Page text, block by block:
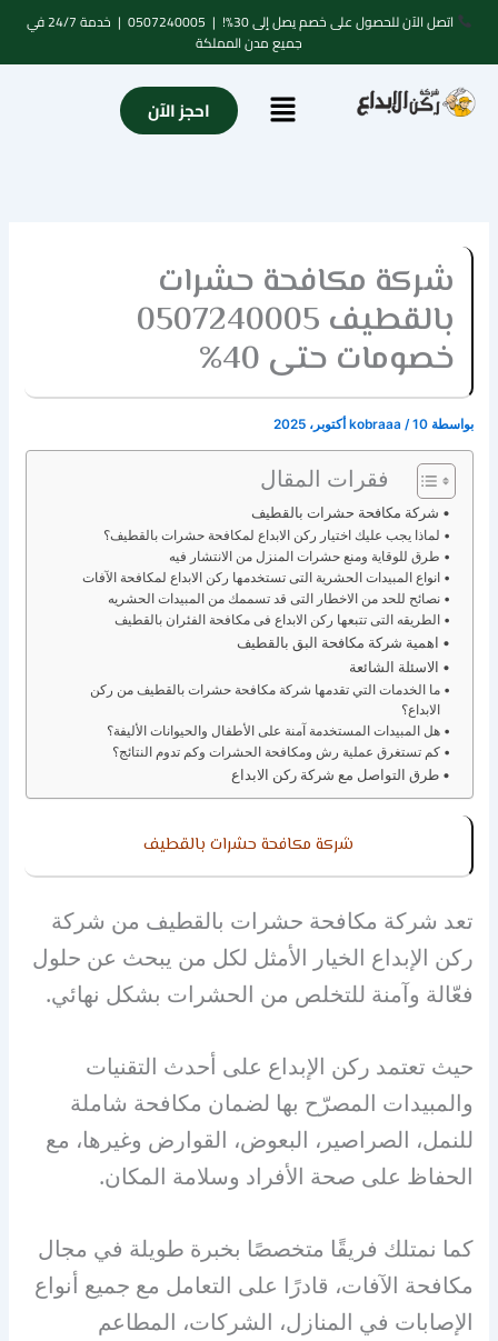
تخطي
المحتوى
اتصل الآن للحصول على خصم يصل إلى 30%! | 0507240005
| خدمة 24/7 في
جميع مدن المملكة
Menu احجز الآن
شركة مكافحة حشرات
بالقطيف 0507240005
خصومات حتى 40%
بواسطة kobraaa /10 أكتوبر، 2025
فقرات المقال
شركة مكافحة حشرات بالقطيف
لماذا يجب عليك اختيار ركن الابداع لمكافحة حشرات بالقطيف؟
طرق للوقاية ومنع حشرات المنزل من الانتشار فيه
انواع المبيدات الحشرية التى تستخدمها ركن الابداع لمكافحة الآفات
نصائح للحد من الاخطار التى قد تسممك من المبيدات الحشريه
الطريقه التى تتبعها ركن الابداع فى مكافحة الفئران بالقطيف
اهمية شركة مكافحة البق بالقطيف
الاسئلة الشائعة
ما الخدمات التي تقدمها شركة مكافحة حشرات بالقطيف من ركن
الابداع؟
هل المبيدات المستخدمة آمنة على الأطفال والحيوانات الأليفة؟
كم تستغرق عملية رش ومكافحة الحشرات وكم تدوم النتائج؟
طرق التواصل مع شركة ركن الابداع
شركة مكافحة حشرات بالقطيف
تعد شركة مكافحة حشرات بالقطيف من شركة
ركن الإبداع الخيار الأمثل لكل من يبحث عن حلول
فعّالة وآمنة للتخلص من الحشرات بشكل نهائي.
حيث تعتمد ركن الإبداع على أحدث التقنيات
والمبيدات المصرّح بها لضمان مكافحة شاملة
للنمل، الصراصير، البعوض، القوارض وغيرها، مع
الحفاظ على صحة الأفراد وسلامة المكان.
كما نمتلك فريقًا متخصصًا بخبرة طويلة في مجال
مكافحة الآفات، قادرًا على التعامل مع جميع أنواع
الإصابات في المنازل، الشركات، المطاعم